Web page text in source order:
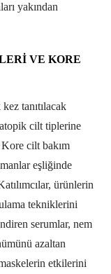
yakından
VE KORE
tanıtılacak
cilt tiplerine
cilt bakım
eşliğinde
ürünlerin
tekniklerini
serumlar, nem
azaltan
etkilerini